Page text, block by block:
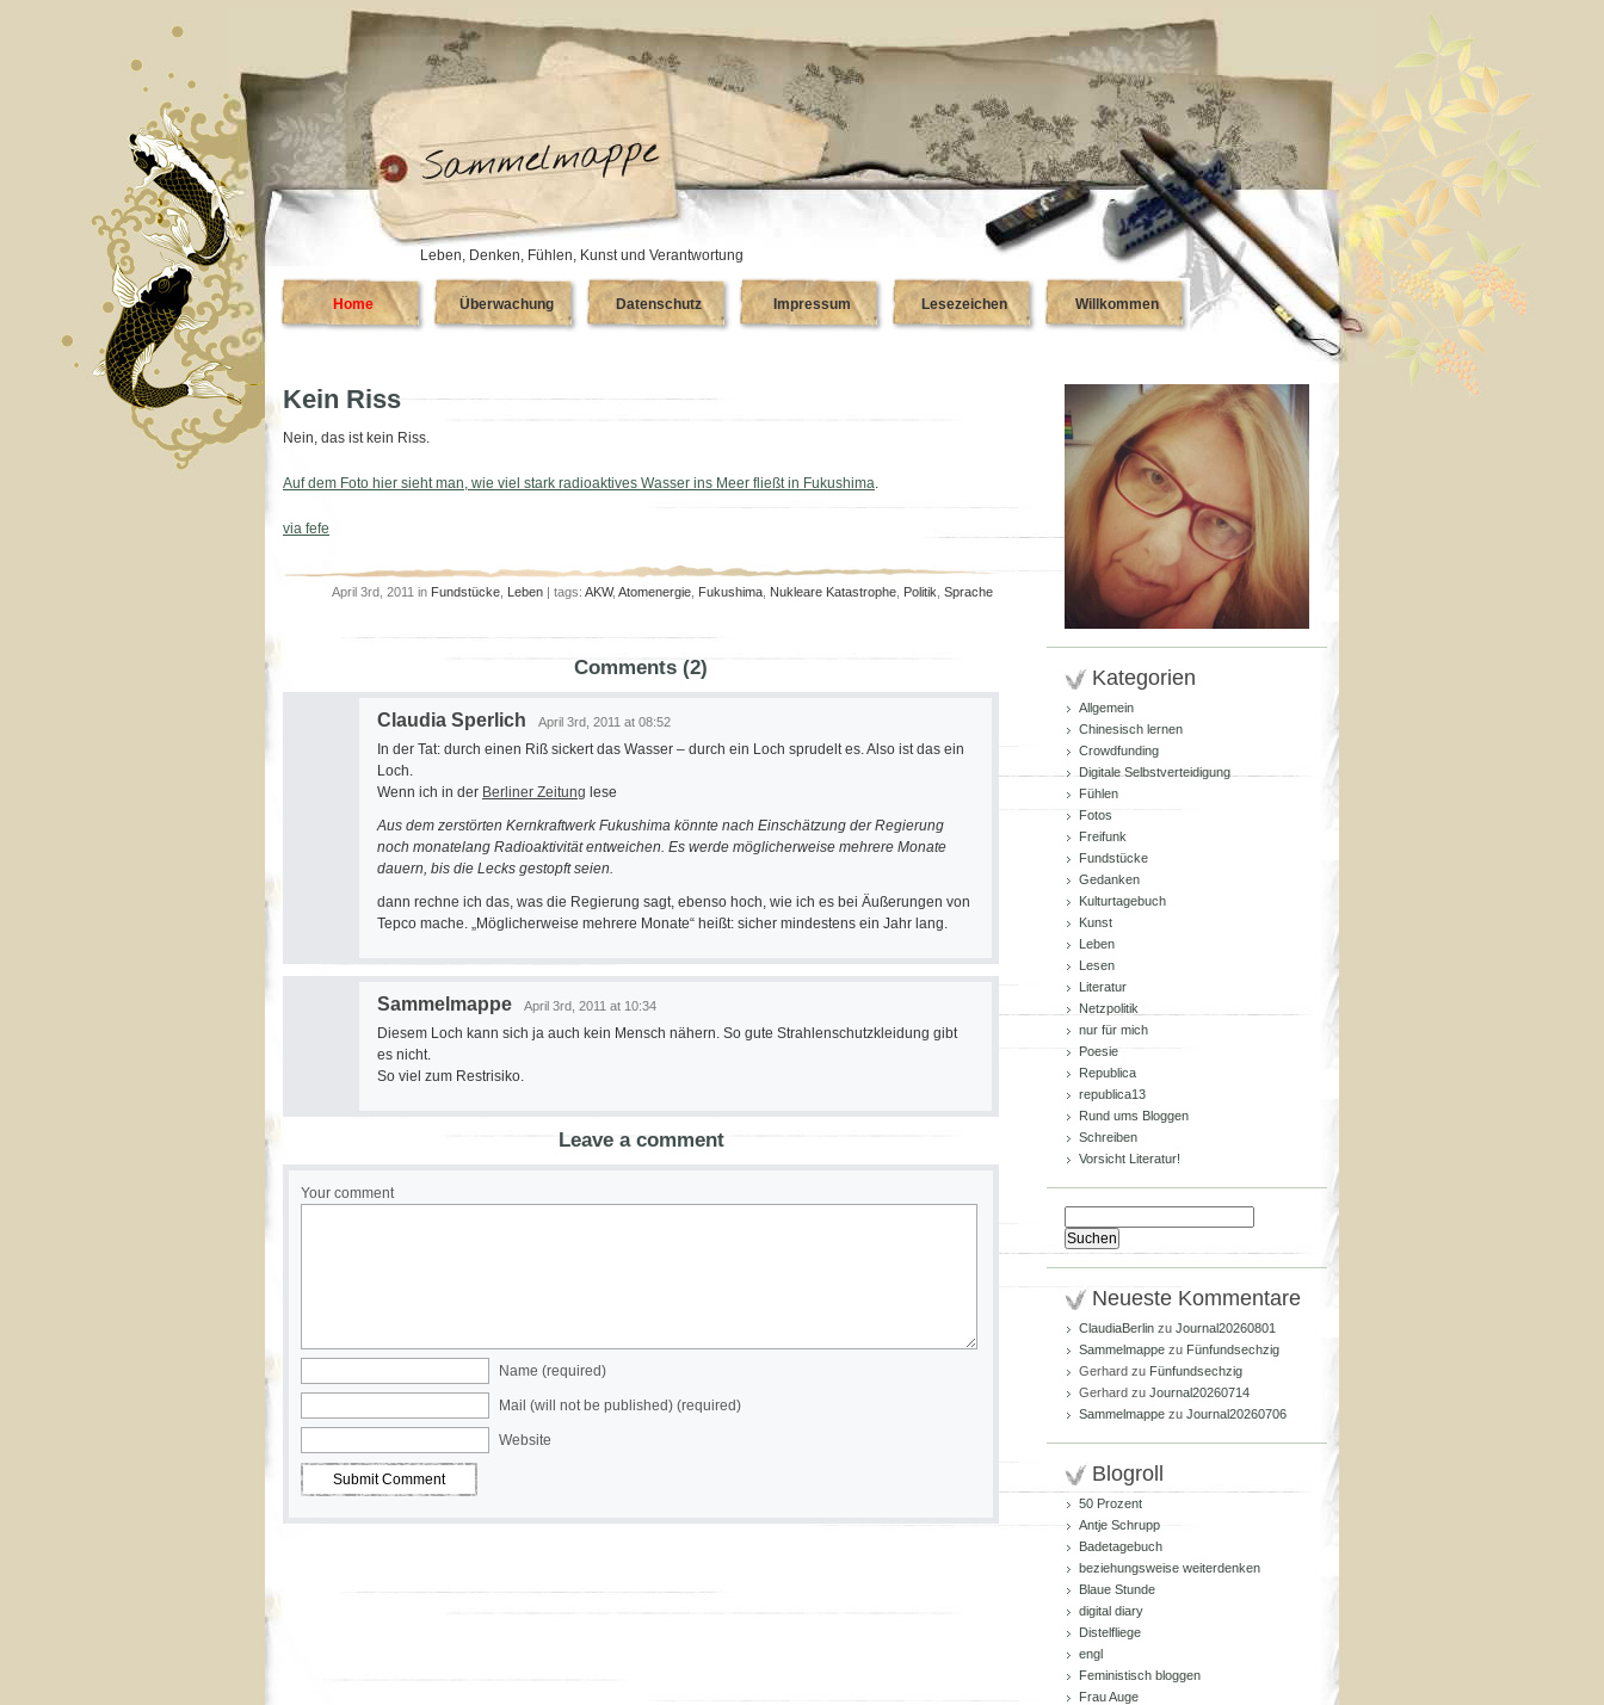
Leben, Denken, Fühlen, Kunst und Verantwortung
Home Überwachung Datenschutz Impressum Lesezeichen Willkommen
Kein Riss
Nein, das ist kein Riss.
Auf dem Foto hier sieht man, wie viel stark radioaktives Wasser ins Meer fließt in Fukushima.
via fefe
April 3rd, 2011 in Fundstücke Leben | tags: AKW, Atomenergie Fukushima Nukleare Katastrophe Politik Sprache
Comments (2)
Claudia Sperlich April 3rd, 2011 at 08:52
In der Tat: durch einen Riß sickert das Wasser – durch ein Loch sprudelt es. Also ist das ein
Loch.
Wenn ich in der Berliner Zeitung lese
Aus dem zerstörten Kernkraftwerk Fukushima könnte nach Einschätzung der Regierung
noch monatelang Radioaktivität entweichen. Es werde möglicherweise mehrere Monate
dauern, bis die Lecks gestopft seien.
dann rechne ich das, was die Regierung sagt, ebenso hoch, wie ich es bei Äußerungen von
Tepco mache. „Möglicherweise mehrere Monate“ heißt: sicher mindestens ein Jahr lang.
Sammelmappe April 3rd, 2011 at 10:34
Diesem Loch kann sich ja auch kein Mensch nähern. So gute Strahlenschutzkleidung gibt
es nicht.
So viel zum Restrisiko.
Leave a comment
Your comment
Name (required)
Mail (will not be published) (required)
Website
Kategorien
Allgemein
Chinesisch lernen
Crowdfunding
Digitale Selbstverteidigung
Fühlen
Fotos
Freifunk
Fundstücke
Gedanken
Kulturtagebuch
Kunst
Leben
Lesen
Literatur
Netzpolitik
nur für mich
Poesie
Republica
republica13
Rund ums Bloggen
Schreiben
Vorsicht Literatur!
nach:
Neueste Kommentare
ClaudiaBerlin zu Journal20260801
Sammelmappe zu Fünfundsechzig
Gerhard zu Fünfundsechzig
Gerhard zu Journal20260714
Sammelmappe zu Journal20260706
Blogroll
50 Prozent
Antje Schrupp
Badetagebuch
beziehungsweise weiterdenken
Blaue Stunde
digital diary
Distelfliege
engl
Feministisch bloggen
Frau Auge